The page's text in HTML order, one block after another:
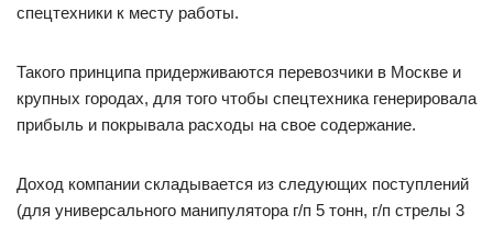
спецтехники к месту работы.
Такого принципа придерживаются перевозчики в Москве и
крупных городах, для того чтобы спецтехника генерировала
прибыль и покрывала расходы на свое содержание.
Доход компании складывается из следующих поступлений
(для универсального манипулятора г/п 5 тонн, г/п стрелы 3